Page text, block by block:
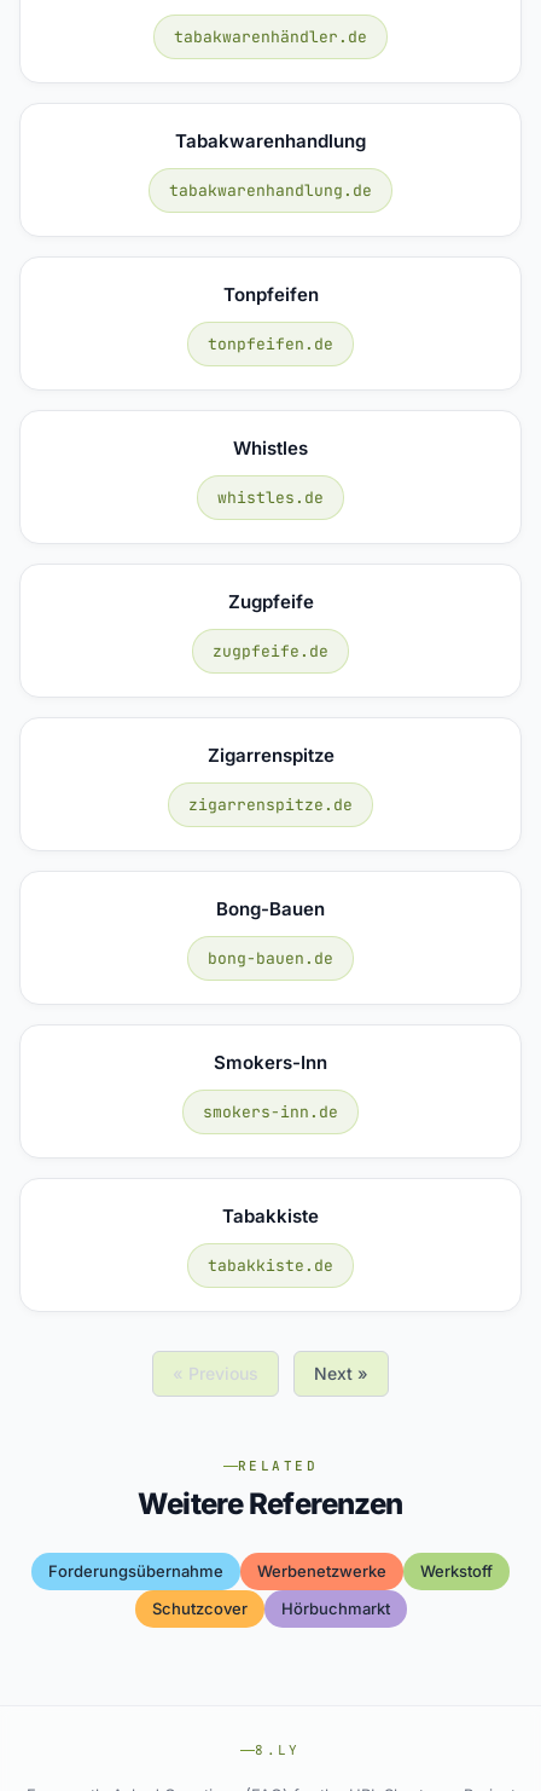
tabakwarenhändler.de
Tabakwarenhandlung
tabakwarenhandlung.de
Tonpfeifen
tonpfeifen.de
Whistles
whistles.de
Zugpfeife
zugpfeife.de
Zigarrenspitze
zigarrenspitze.de
Bong-Bauen
bong-bauen.de
Smokers-Inn
smokers-inn.de
Tabakkiste
tabakkiste.de
« Previous Next »
RELATED
Weitere Referenzen
Forderungsübernahme Werbenetzwerke
Werkstoff
Schutzcover
Hörbuchmarkt
8.LY